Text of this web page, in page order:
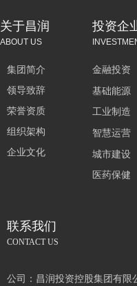
联系我们
CONTACT US
公司： 昌润投资控股集团有限
关于昌润
ABOUT US
集团简介
领导致辞
荣誉资质
组织架构
企业文化
投资企
金融投资
基础能源
工业制造
智慧运营
城市建设
医药保健